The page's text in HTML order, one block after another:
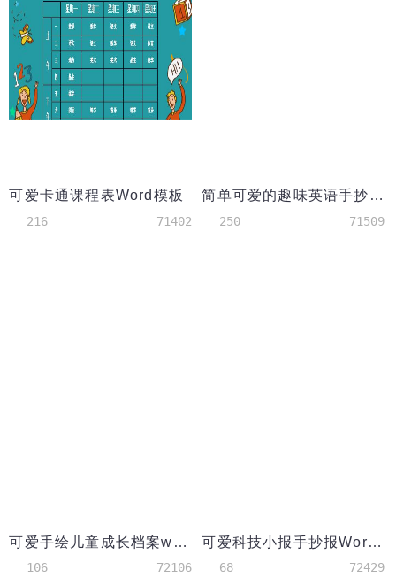
可爱卡通课程表Word模板
216 71402
简单可爱的趣味英语手抄报
250 71509
可爱手绘儿童成长档案word模板
106 72106
可爱科技小报手抄报Word模板
68 72429